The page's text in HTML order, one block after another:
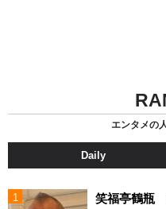
エンタメの
Daily
笑福亭鶴瓶